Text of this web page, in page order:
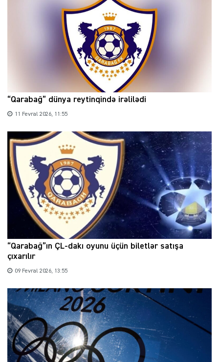
“Qarabağ” dünya reytinqində irəlilədi
11 Fevral 2026, 11:55
“Qarabağ”ın ÇL-dakı oyunu üçün biletlər satışa
çıxarılır
09 Fevral 2026, 13:55